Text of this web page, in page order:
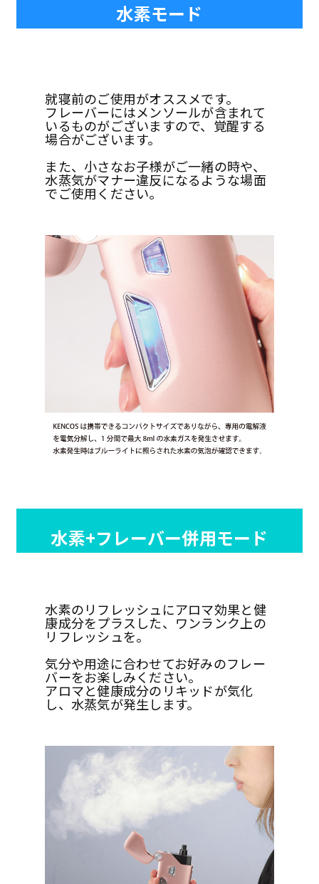
水素モード
就寝前のご使用がオススメです。
フレーバーにはメンソールが含まれて
いるものがございますので、覚醒する
場合がございます。
また、小さなお子様がご一緒の時や、
水蒸気がマナー違反になるような場面
でご使用ください。
水素+フレーバー併用モード
水素のリフレッシュにアロマ効果と健
康成分をプラスした、ワンランク上の
リフレッシュを。
気分や用途に合わせてお好みのフレー
バーをお楽しみください。
アロマと健康成分のリキッドが気化
し、水蒸気が発生します。